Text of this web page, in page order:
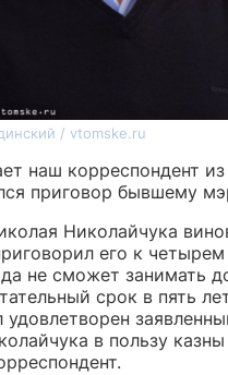
/ vtomske.ru
наш корреспондент из
приговор бывшему
Николайчука
его к
не сможет занимать
срок в пять
удовлетворен
в пользу